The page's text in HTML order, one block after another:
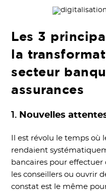
Les 3
la
secteur
assurances
1. Nouvelles
Il est révolu le temps où
rendaient
bancaires pour
les conseillers ou ouvrir
constat est le même